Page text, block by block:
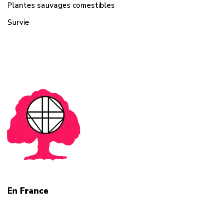
Plantes sauvages comestibles
Survie
En France